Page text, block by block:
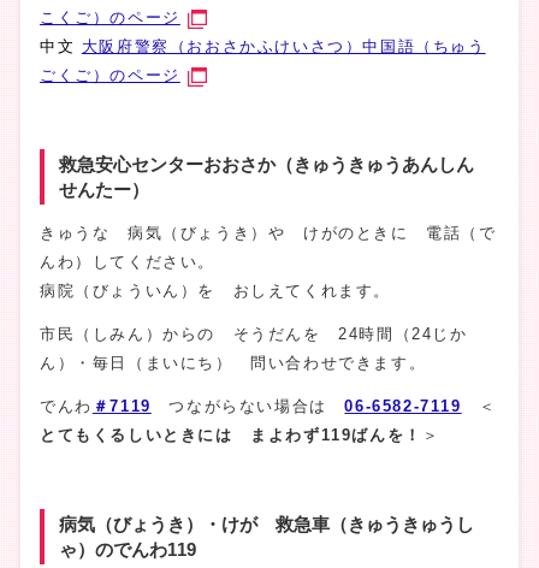
こくご）のページ
中文 大阪府警察（おおさかふけいさつ）中国語（ちゅう
ごくご）のページ
救急安心センターおおさか（きゅうきゅうあんしん
せんたー）
きゅうな 病気（びょうき）や けがのときに 電話（で
んわ）してください。
病院（びょういん）を おしえてくれます。
市民（しみん）からの そうだんを 24時間（24じか
ん）・毎日（まいにち） 問い合わせできます。
でんわ ＃7119 つながらない場合は06-6582-7119
＜
とてもくるしいときには まよわず119ばんを！
＞
病気（びょうき）・けが 救急車（きゅうきゅうし
ゃ）のでんわ119